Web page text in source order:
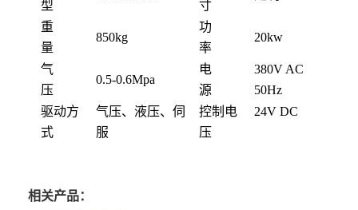
型
寸
重
量
850kg
功
率
20kw
气
压
0.5-0.6Mpa
电
源
380V AC
50Hz
驱动方
式
气压、液压、伺
服
控制电
压
24V DC
相关产品：